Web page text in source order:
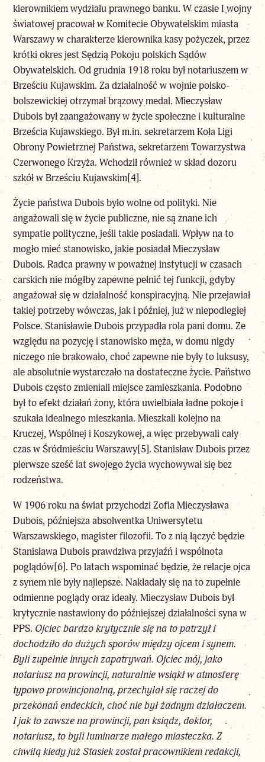
kierownikiem wydziału prawnego banku. W czasie I wojny
światowej pracował w Komitecie Obywatelskim miasta
Warszawy w charakterze kierownika kasy pożyczek, przez
krótki okres jest Sędzią Pokoju polskich Sądów
Obywatelskich. Od grudnia 1918 roku był notariuszem w
Brześciu Kujawskim. Za działalność w wojnie polsko-
bolszewickiej otrzymał brązowy medal. Mieczysław
Dubois był zaangażowany w życie społeczne i kulturalne
Brześcia Kujawskiego. Był m.in. sekretarzem Koła Ligi
Obrony Powietrznej Państwa, sekretarzem Towarzystwa
Czerwonego Krzyża. Wchodził również w skład dozoru
szkół w Brześciu Kujawskim[4].
Życie państwa Dubois było wolne od polityki. Nie
angażowali się w życie publiczne, nie są znane ich
sympatie polityczne, jeśli takie posiadali. Wpływ na to
mogło mieć stanowisko, jakie posiadał Mieczysław
Dubois. Radca prawny w poważnej instytucji w czasach
carskich nie mógłby zapewne pełnić tej funkcji, gdyby
angażował się w działalność konspiracyjną. Nie przejawiał
takiej potrzeby wówczas, jak i później, już w niepodległej
Polsce. Stanisławie Dubois przypadła rola pani domu. Ze
względu na pozycję i stanowisko męża, w domu nigdy
niczego nie brakowało, choć zapewne nie były to luksusy,
ale absolutnie wystarczało na dostateczne życie. Państwo
Dubois często zmieniali miejsce zamieszkania. Podobno
był to efekt działań żony, która uwielbiała ładne pokoje i
szukała idealnego mieszkania. Mieszkali kolejno na
Kruczej, Wspólnej i Koszykowej, a więc przebywali cały
czas w Śródmieściu Warszawy[5]. Stanisław Dubois przez
pierwsze sześć lat swojego życia wychowywał się bez
rodzeństwa.
W 1906 roku na świat przychodzi Zofia Mieczysława
Dubois, późniejsza absolwentka Uniwersytetu
Warszawskiego, magister filozofii. To z nią łączyć będzie
Stanisława Dubois prawdziwa przyjaźń i wspólnota
poglądów[6]. Po latach wspominać będzie, że relacje ojca
z synem nie były najlepsze. Nakładały się na to zupełnie
odmienne poglądy oraz ideały. Mieczysław Dubois był
krytycznie nastawiony do późniejszej działalności syna w
PPS. Ojciec bardzo krytycznie się na to patrzył i
dochodziło do dużych sporów między ojcem i synem.
Byli zupełnie innych zapatrywań. Ojciec mój, jako
notariusz na prowincji, naturalnie wsiąkł w atmosferę
typowo prowincjonalną, przechylał się raczej do
przekonań endeckich, choć nie był żadnym działaczem.
I jak to zawsze na prowincji, pan ksiądz, doktor,
notariusz, to byli luminarze małego miasteczka. Z
chwilą kiedy już Stasiek został pracownikiem redakcji,